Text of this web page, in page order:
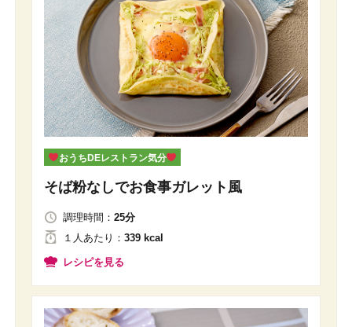
おうちDEレストラン気分
そば粉なしでお食事ガレット風
調理時間： 25分
１人あたり ： 339 kcal
レシピを見る